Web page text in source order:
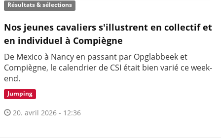
Résultats & sélections
Nos jeunes cavaliers s'illustrent en collectif et
en individuel à Compiègne
De Mexico à Nancy en passant par Opglabbeek et
Compiègne, le calendrier de CSI était bien varié ce week-
end.
Jumping
20. avril 2026 - 12:36